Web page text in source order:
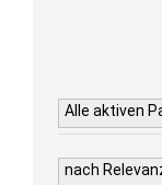
Alle aktiven
nach